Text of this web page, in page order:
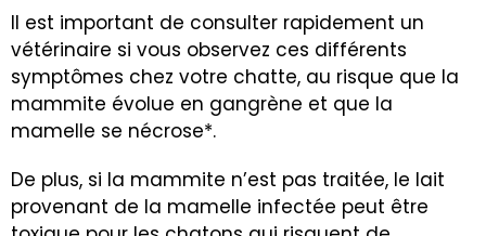
Il est important de consulter rapidement un
vétérinaire si vous observez ces différents
symptômes chez votre chatte, au risque que la
mammite évolue en gangrène et que la
mamelle se nécrose*.
De plus, si la mammite n’est pas traitée, le lait
provenant de la mamelle infectée peut être